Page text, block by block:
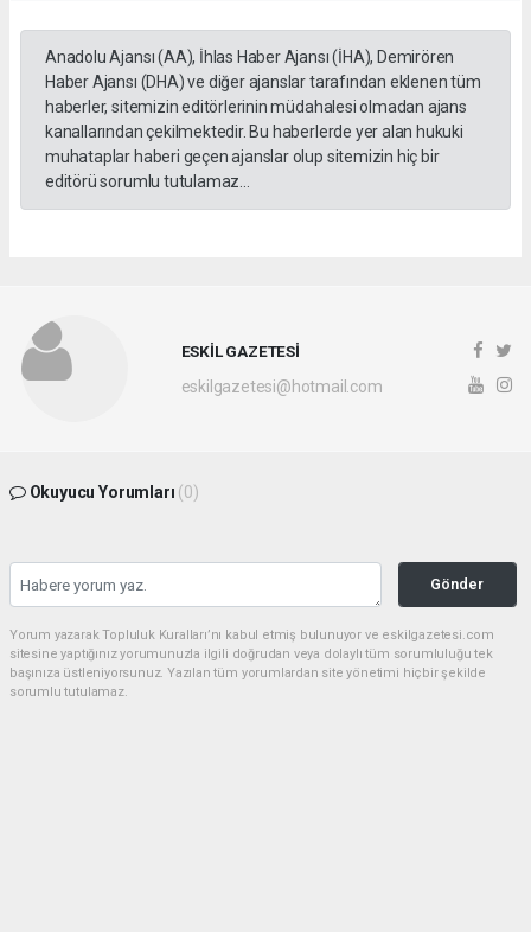
Anadolu Ajansı (AA), İhlas Haber Ajansı (İHA), Demirören
Haber Ajansı (DHA) ve diğer ajanslar tarafından eklenen tüm
haberler, sitemizin editörlerinin müdahalesi olmadan ajans
kanallarından çekilmektedir. Bu haberlerde yer alan hukuki
muhataplar haberi geçen ajanslar olup sitemizin hiç bir
editörü sorumlu tutulamaz...
ESKİL GAZETESİ
eskilgazetesi@hotmail.com
Okuyucu Yorumları (0)
Gönder
Yorum yazarak Topluluk Kuralları’nı kabul etmiş bulunuyor ve eskilgazetesi.com
sitesine yaptığınız yorumunuzla ilgili doğrudan veya dolaylı tüm sorumluluğu tek
başınıza üstleniyorsunuz. Yazılan tüm yorumlardan site yönetimi hiçbir şekilde
sorumlu tutulamaz.